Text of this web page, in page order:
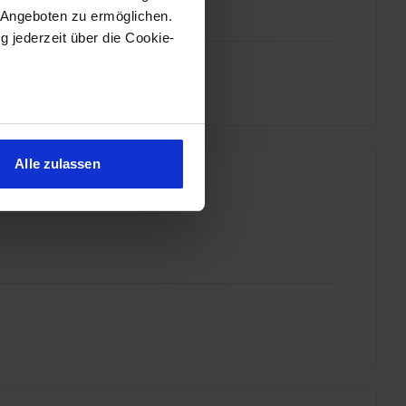
zu ermöglichen.
jederzeit über die Cookie-
können
Präferenzen im
Verwendung unserer
Rahmen Ihrer Nutzung
Alle zulassen